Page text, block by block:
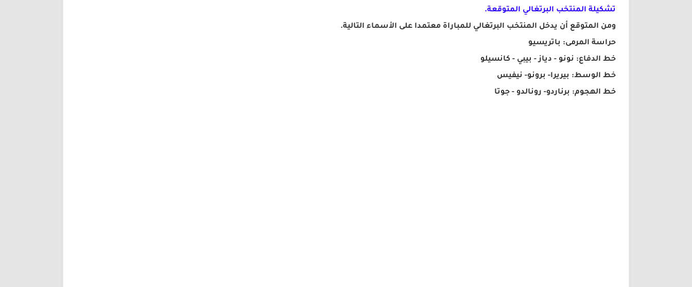
تشكيلة المنتخب البرتغالي المتوقعة.
ومن المتوقع أن يدخل المنتخب البرتغالي للمباراة معتمدا على الأسماء التالية.
حراسة المرمى: باتريسيو
خط الدفاع: نونو - دياز - بيبي - كانسيلو
خط الوسط: بيريرا- برونو- نيفيس
خط الهجوم: برناردو- رونالدو - جوتا